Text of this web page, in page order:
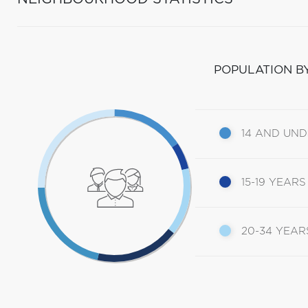
POPULATION
14 AND
15-19 YEARS
20-34